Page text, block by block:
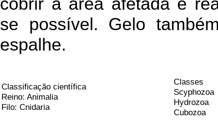
se possível. Gelo
espalhe.
Classificação científica
Reino: Animalia
Filo: Cnidaria
Classes
Scyphozoa
Hydrozoa
Cubozoa